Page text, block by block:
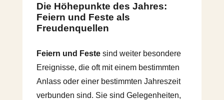
Die Höhepunkte des Jahres:
Feiern und Feste als
Freudenquellen
Feiern und Feste sind weiter besondere
Ereignisse, die oft mit einem bestimmten
Anlass oder einer bestimmten Jahreszeit
verbunden sind. Sie sind Gelegenheiten,